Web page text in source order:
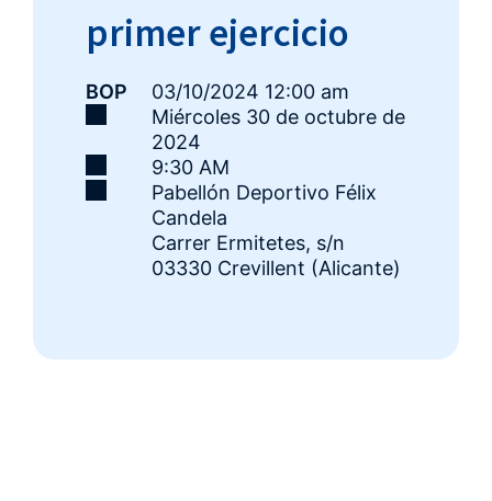
primer ejercicio
BOP
03/10/2024 12:00 am
miércoles 30 de octubre de
2024
9:30 AM
Pabellón Deportivo Félix
Candela
Carrer Ermitetes, s/n
03330 Crevillent (Alicante)